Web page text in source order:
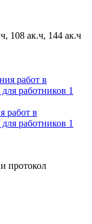
108 ак.ч, 144 ак.ч
работ в
работников 1
протокол